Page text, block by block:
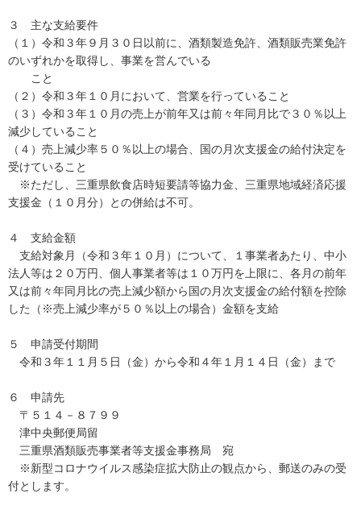
３ 主な支給要件
（１）令和３年９月３０日以前に、酒類製造免許、酒類販売業免許
のいずれかを取得し、事業を営んでいる
こと
（２）令和３年１０月において、営業を行っていること
（３）令和３年１０月の売上が前年又は前々年同月比で３０％以上
減少していること
（４）売上減少率５０％以上の場合、国の月次支援金の給付決定を
受けていること
※ただし、三重県飲食店時短要請等協力金、三重県地域経済応援
支援金（１０月分）との併給は不可。
４ 支給金額
支給対象月（令和３年１０月）について、１事業者あたり、中小
法人等は２０万円、個人事業者等は１０万円を上限に、各月の前年
又は前々年同月比の売上減少額から国の月次支援金の給付額を控除
した（※売上減少率が５０％以上の場合）金額を支給
５ 申請受付期間
令和３年１１月５日（金）から令和４年１月１４日（金）まで
６ 申請先
〒５１４－８７９９
津中央郵便局留
三重県酒類販売事業者等支援金事務局 宛
※新型コロナウイルス感染症拡大防止の観点から、郵送のみの受
付とします。